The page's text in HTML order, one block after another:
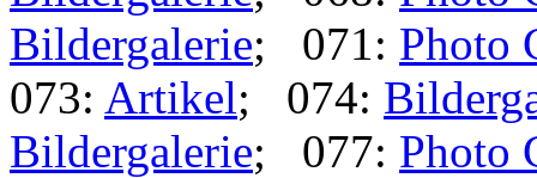
Bildergalerie; 071: Photo
073: Artikel; 074:
Bildergalerie; 077: Photo